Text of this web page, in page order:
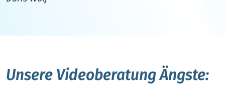
Unsere Videoberatung Ängste: